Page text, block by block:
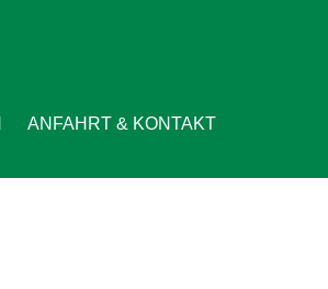
ANFAHRT & KONTAKT